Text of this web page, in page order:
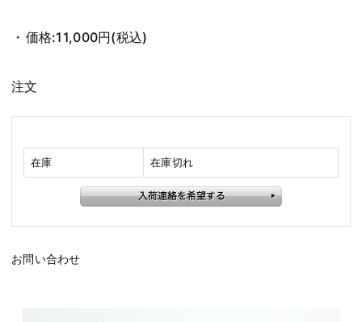
価格:11,000円(税込)
注文
在庫 在庫切れ
お問い合わせ